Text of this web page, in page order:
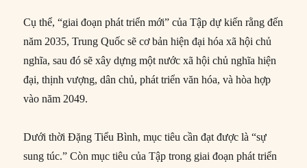
Cụ thể, “giai đoạn phát triển mới” của Tập dự kiến rằng đến
năm 2035, Trung Quốc sẽ cơ bản hiện đại hóa xã hội chủ
nghĩa, sau đó sẽ xây dựng một nước xã hội chủ nghĩa hiện
đại, thịnh vượng, dân chủ, phát triển văn hóa, và hòa hợp
vào năm 2049.
Dưới thời Đặng Tiểu Bình, mục tiêu cần đạt được là “sự
sung túc.” Còn mục tiêu của Tập trong giai đoạn phát triển